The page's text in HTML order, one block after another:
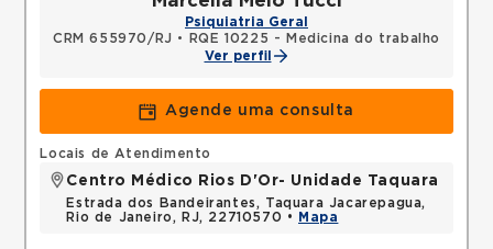
Psiquiatria Geral
CRM 655970/RJ •
RQE 10225 - Medicina do trabalho
Ver perfil
Agende uma consulta
Locais de Atendimento
Centro Médico Rios D'Or- Unidade Taquara
Estrada dos Bandeirantes, Taquara Jacarepagua,
Rio de Janeiro, RJ, 22710570 •
Mapa